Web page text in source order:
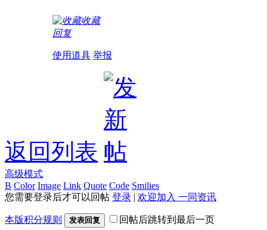
收藏
回复
使用道具 举报
返回列表
高级模式
B Color Image Link Quote Code Smilies
您需要登录后才可以回帖 登录 | 欢迎加入 一同资讯
本版积分规则 发表回复 回帖后跳转到最后一页